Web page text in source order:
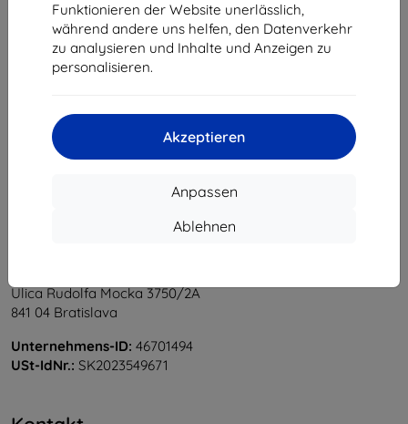
Funktionieren der Website unerlässlich,
während andere uns helfen, den Datenverkehr
zu analysieren und Inhalte und Anzeigen zu
personalisieren.
Akzeptieren
Anpassen
Ablehnen
1
Ulica Rudolfa Mocka 3750/2A
841 04 Bratislava
Unternehmens-ID: 46701494
USt-IdNr.: SK2023549671